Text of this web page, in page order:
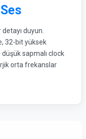
detayı duyun.
32-bit yüksek
sapmalı clock
orta frekanslar